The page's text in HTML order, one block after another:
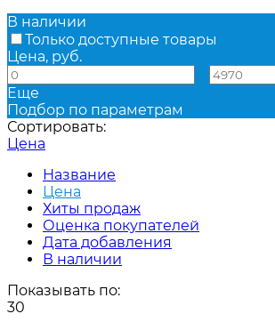
В наличии
Только доступные товары
Цена, руб.
Еще
Подбор по параметрам
Сортировать:
Цена
Название
Цена
Хиты продаж
Оценка покупателей
Дата добавления
В наличии
Показывать по:
30